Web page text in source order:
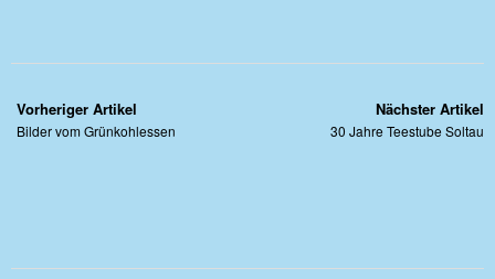
Vorheriger Artikel
Bilder vom Grünkohlessen
Nächster Artikel
30 Jahre Teestube Soltau